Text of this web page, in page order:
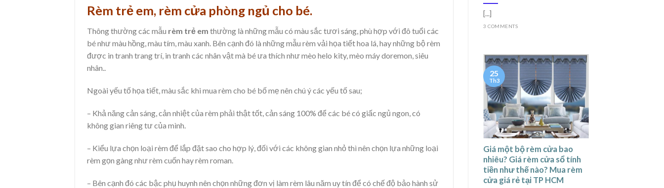
Rèm trẻ em, rèm cửa phòng ngủ cho bé.
Thông thường các mẫu rèm trẻ em thường là những mẫu có màu sắc tươi sáng, phù hợp với đô tuổi các
bé như màu hồng, màu tím, màu xanh. Bên cạnh đó là những mẫu rèm vải họa tiết hoa lá, hay những bộ rèm
được in tranh trang trí, in tranh các nhân vật mà bé ưa thích như mèo helo kity, mèo máy doremon, siêu
nhân..
Ngoài yếu tố họa tiết, màu sắc khi mua rèm cho bé bố mẹ nên chú ý các yếu tố sau;
– Khả năng cản sáng, cản nhiệt của rèm phải thật tốt, cản sáng 100% để các bé có giấc ngủ ngon, có
không gian riêng tư của mình.
– Kiểu lựa chọn loại rèm để lắp đặt sao cho hợp lý, đối với các không gian nhỏ thì nên chọn lựa những loại
rèm gọn gàng như rèm cuốn hay rèm roman.
– Bên cạnh đó các bậc phụ huynh nên chọn những đơn vị làm rèm lâu năm uy tín để có chế độ bảo hành sử
[...]
3 COMMENTS
Giá một bộ rèm cửa bao
nhiêu? Giá rèm cửa sổ tính
tiền như thế nào? Mua rèm
cửa giá rẻ tại TP HCM
25
Th3